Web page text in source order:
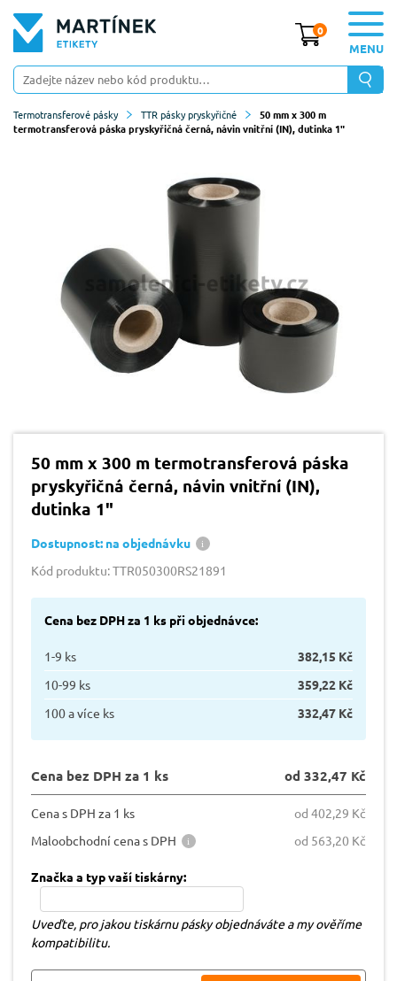
0
MENU
Termotransferové pásky TTR pásky pryskyřičné
50 mm x 300 m
termotransferová páska pryskyřičná černá, návin vnitřní (IN), dutinka 1"
50 mm x 300 m termotransferová páska
pryskyřičná černá, návin vnitřní (IN),
dutinka 1"
Dostupnost: na objednávku
Kód produktu: TTR050300RS21891
Cena bez DPH za 1 ks při objednávce:
1-9 ks
382,15 Kč
10-99 ks
359,22 Kč
100 a více ks
332,47 Kč
Cena bez DPH za 1 ks od 332,47 Kč
Cena s DPH za 1 ks
od 402,29 Kč
Maloobchodní cena s DPH
od 563,20 Kč
Značka a typ vaší tiskárny:
Uveďte, pro jakou tiskárnu pásky objednáváte a my ověříme
kompatibilitu.